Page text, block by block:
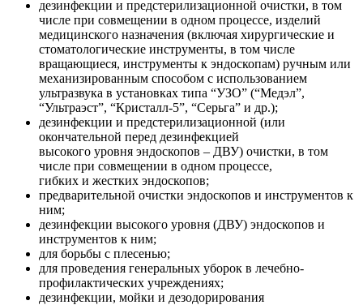
дезинфекции и предстерилизационной очистки, в том
числе при совмещении в одном процессе, изделий
медицинского назначения (включая хирургические и
стоматологические инструменты, в том числе
вращающиеся, инструменты к эндоскопам) ручным или
механизированным способом с использованием
ультразвука в установках типа “УЗО” (“Медэл”,
“Ультраэст”, “Кристалл-5”, “Серьга” и др.);
дезинфекции и предстерилизационной (или
окончательной перед дезинфекцией
высокого уровня эндоскопов – ДВУ) очистки, в том
числе при совмещении в одном процессе,
гибких и жестких эндоскопов;
предварительной очистки эндоскопов и инструментов к
ним;
дезинфекции высокого уровня (ДВУ) эндоскопов и
инструментов к ним;
для борьбы с плесенью;
для проведения генеральных уборок в лечебно-
профилактических учреждениях;
дезинфекции, мойки и дезодорирования